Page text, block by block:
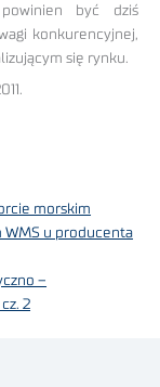
być dziś
konkurencyjnej,
się rynku.
morskim
WMS u producenta
–
2